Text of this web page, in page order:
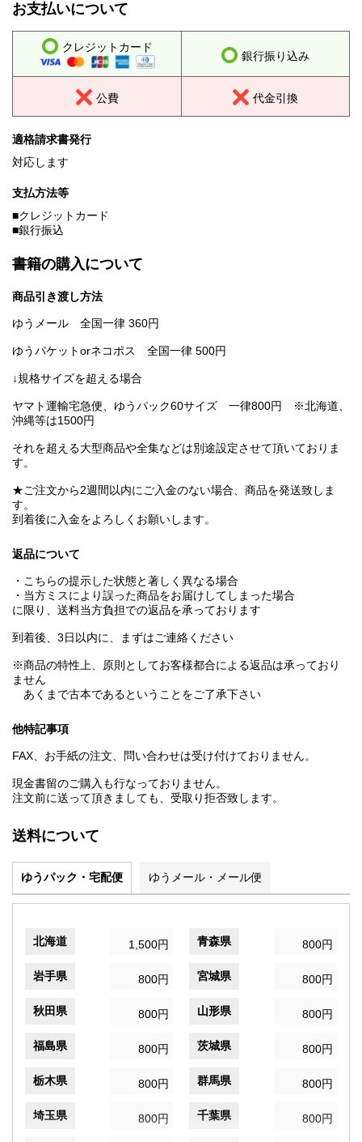
お支払いについて
クレジットカード
銀行振り込み
公費 代金引換
適格請求書発行
対応します
支払方法等
■クレジットカード
■銀行振込
書籍の購入について
商品引き渡し方法
ゆうメール 全国一律 360円
ゆうパケットorネコポス 全国一律 500円
↓規格サイズを超える場合
ヤマト運輸宅急便、ゆうパック60サイズ 一律800円 ※北海道、
沖縄等は1500円
それを超える大型商品や全集などは別途設定させて頂いておりま
す。
★ご注文から2週間以内にご入金のない場合、商品を発送致しま
す。
到着後に入金をよろしくお願いします。
返品について
・こちらの提示した状態と著しく異なる場合
・当方ミスにより誤った商品をお届けしてしまった場合
に限り、送料当方負担での返品を承っております
到着後、3日以内に、まずはご連絡ください
※商品の特性上、原則としてお客様都合による返品は承っており
ません
あくまで古本であるということをご了承下さい
他特記事項
FAX、お手紙の注文、問い合わせは受け付けておりません。
現金書留のご購入も行なっておりません。
注文前に送って頂きましても、受取り拒否致します。
送料について
ゆうパック・宅配便 ゆうメール・メール便
北海道 1,500円 青森県 800円
岩手県 800円 宮城県 800円
秋田県 800円 山形県 800円
福島県 800円 茨城県 800円
栃木県 800円 群馬県 800円
埼玉県 800円 千葉県 800円